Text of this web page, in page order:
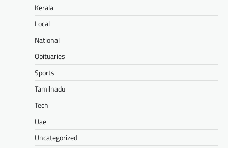
Kerala
Local
National
Obituaries
Sports
Tamilnadu
Tech
Uae
Uncategorized